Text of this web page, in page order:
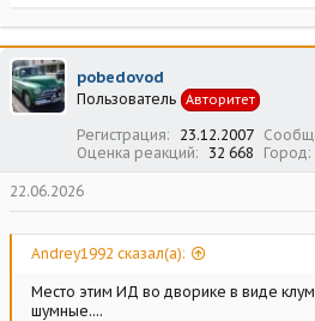
а
к
ц
и
и
pobedovod
Пользователь Авторитет
Регистрация 23.12.2007
Оценка реакций
32 668 Город
22.06.2026
Andrey1992 сказал(а):
Место этим ИД во дворике в виде
шумные....